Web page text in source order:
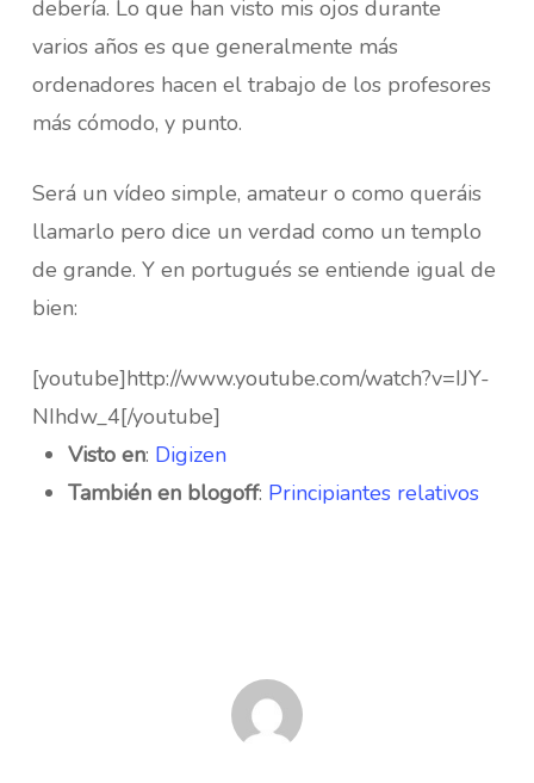
debería. Lo que han visto mis ojos durante
varios años es que generalmente más
ordenadores hacen el trabajo de los profesores
más cómodo, y punto.
Será un vídeo simple, amateur o como queráis
llamarlo pero dice un verdad como un templo
de grande. Y en portugués se entiende igual de
bien:
[youtube]http://www.youtube.com/watch?v=IJY-
NIhdw_4[/youtube]
Visto en: Digizen
También en blogoff: Principiantes relativos